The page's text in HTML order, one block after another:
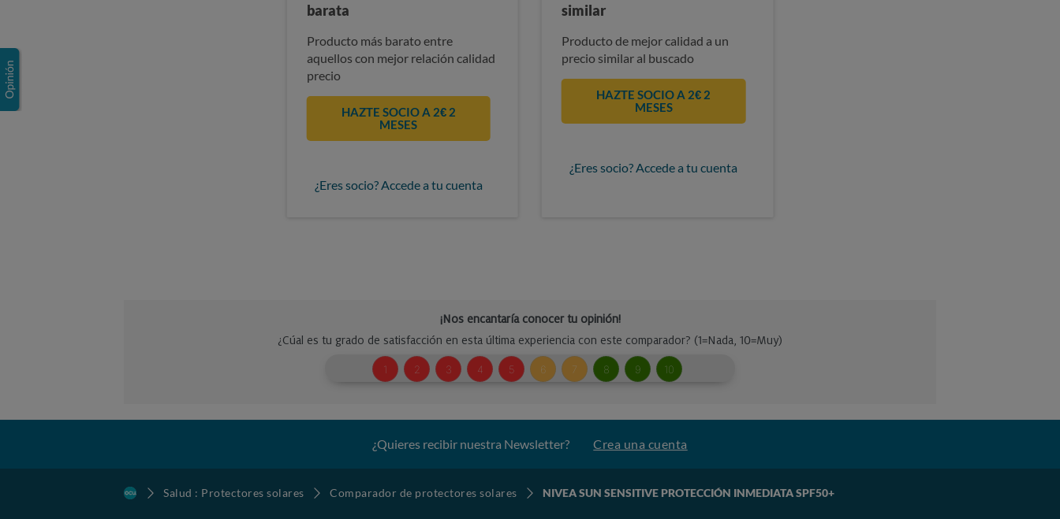
barata
Producto más barato entre
aquellos con mejor relación calidad
precio
HAZTE SOCIO A 2€ 2
MESES
¿Eres socio? Accede a tu cuenta
similar
Producto de mejor calidad a un
precio similar al buscado
HAZTE SOCIO A 2€ 2
MESES
¿Eres socio? Accede a tu cuenta
¿Quieres recibir nuestra Newsletter? Crea una cuenta
Salud : Protectores solares Comparador de protectores solares NIVEA SUN SENSITIVE PROTECCIÓN INMEDIATA SPF50+